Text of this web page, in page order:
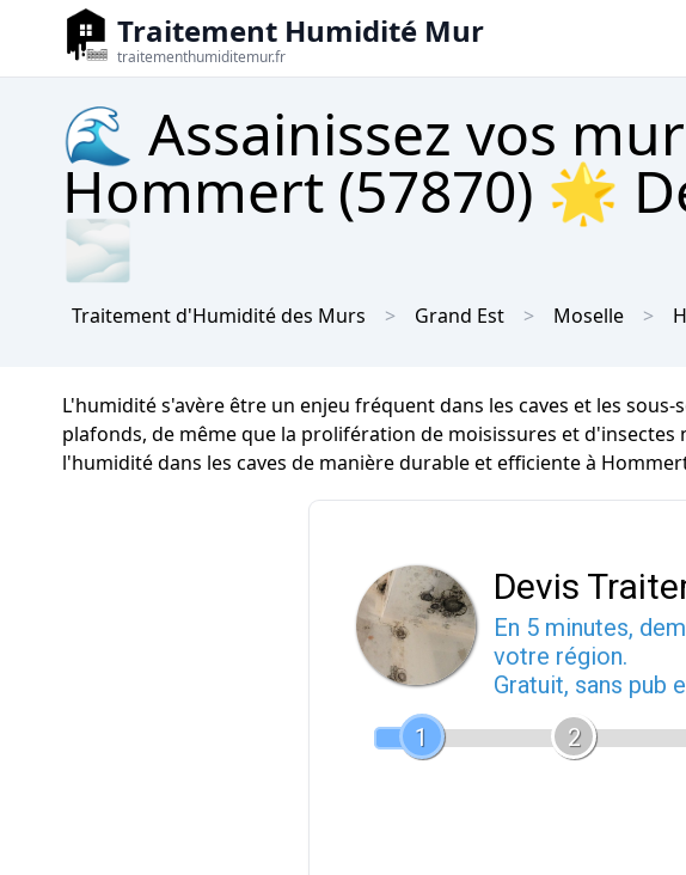
Traitement Humidité Mur
traitementhumiditemur.fr
🌊 Assainissez vos
Hommert (57870) 🌟
🌫
Traitement d'Humidité des Murs Grand Est Moselle
L'humidité s'avère être un enjeu fréquent dans les caves et les
plafonds, de même que la prolifération de moisissures et
l'humidité dans les caves de manière durable et efficiente à
Devis
En 5 minutes,
votre région.
Gratuit, sans pub
1
2